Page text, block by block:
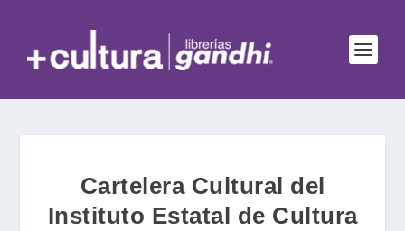
Cartelera Cultural del
Instituto Estatal de Cultura